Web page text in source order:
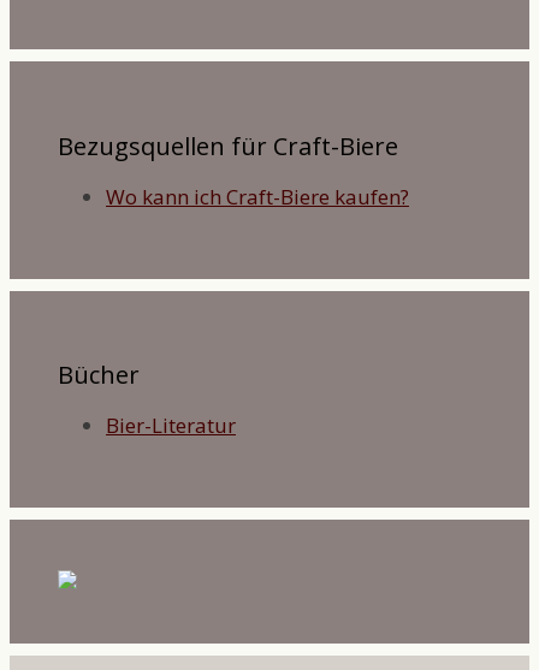
Bezugsquellen für Craft-Biere
Wo kann ich Craft-Biere kaufen?
Bücher
Bier-Literatur